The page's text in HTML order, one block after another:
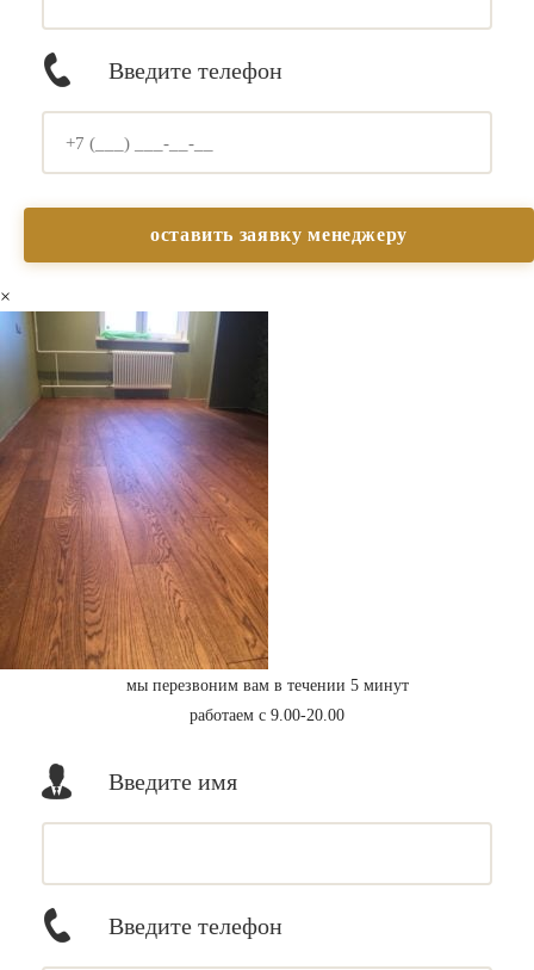
Введите телефон
×
мы перезвоним вам в течении 5 минут
работаем с 9.00-20.00
Введите имя
Введите телефон